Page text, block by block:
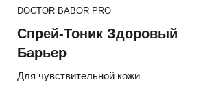
DOCTOR BABOR PRO
Спрей-Тоник Здоровый
Барьер
Для чувствительной кожи